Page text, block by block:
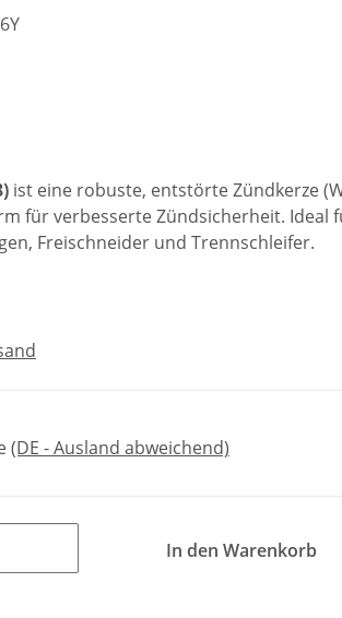
ist eine robuste, entstörte Zündkerze
für verbesserte Zündsicherheit. Ideal
Freischneider und Trennschleifer.
(DE - Ausland abweichend)
In den Warenkorb